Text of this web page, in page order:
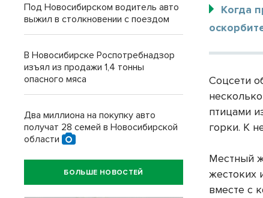
Когда
Соцсети
птицами
горки. К
Местный
жестоких
вместе с
Под Новосибирском водитель авто
выжил в столкновении с поездом
В Новосибирске Роспотребнадзор
изъял из продажи 1,4 тонны
опасного мяса
Два миллиона на покупку авто
получат 28 семей в Новосибирской
области
БОЛЬШЕ НОВОСТЕЙ